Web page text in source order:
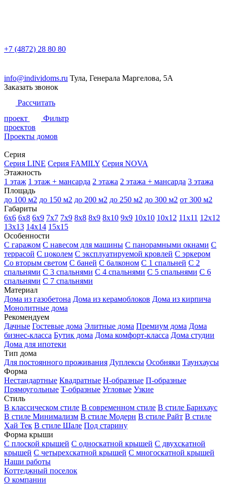
+7 (4872) 28 80 80
info@individoms.ru Тула, Генерала Маргелова, 5А
Заказать звонок
Рассчитать
проект
Фильтр
проектов
Проекты домов
Серия
Серия LINE Серия FAMILY Серия NOVA
Этажность
1 этаж 1 этаж + мансарда 2 этажа 2 этажа + мансарда 3 этажа
Площадь
до 100 м2 до 150 м2 до 200 м2 до 250 м2 до 300 м2 от 300 м2
Габариты
6х6 6х8 6х9 7х7 7х9 8х8 8х9 8х10 9х9 10х10 10х12 11х11 12х12
13х13 14х14 15х15
Особенности
С гаражом С навесом для машины С панорамными окнами С
террасой С цоколем С эксплуатируемой кровлей С эркером
Со вторым светом С баней С балконом С 1 спальней С 2
спальнями С 3 спальнями С 4 спальнями С 5 спальнями С 6
спальнями С 7 спальнями
Материал
Дома из газобетона Дома из керамоблоков Дома из кирпича
Монолитные дома
Рекомендуем
Дачные Гостевые дома Элитные дома Премиум дома Дома
бизнес-класса Бутик дома Дома комфорт-класса Дома студии
Дома для ипотеки
Тип дома
Для постоянного проживания Дуплексы Особняки Таунхаусы
Форма
Нестандартные Квадратные Н-образные П-образные
Прямоугольные Т-образные Угловые Узкие
Стиль
В классическом стиле В современном стиле В стиле Барнхаус
В стиле Минимализм В стиле Модерн В стиле Райт В стиле
Хай Тек В стиле Шале Под старину
Форма крыши
С плоской крышей С односкатной крышей С двухскатной
крышей С четырехскатной крышей С многоскатной крышей
Наши работы
Коттеджный поселок
О компании